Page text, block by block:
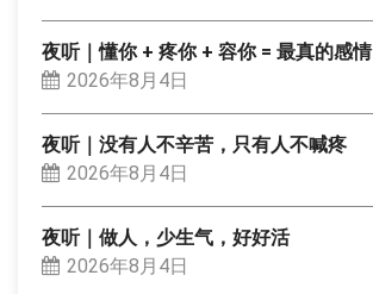
夜听｜懂你 + 疼你 + 容你 = 最真的感情
2026年8月4日
夜听｜没有人不辛苦，只有人不喊疼
2026年8月4日
夜听｜做人，少生气，好好活
2026年8月4日